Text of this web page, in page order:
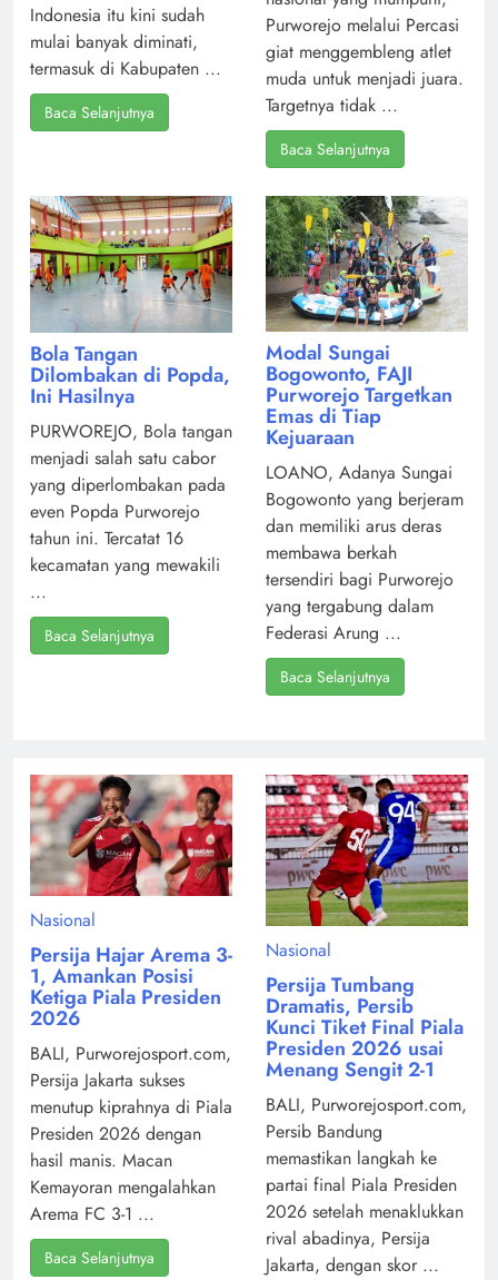
Indonesia itu kini sudah
mulai banyak diminati,
termasuk di Kabupaten ...
Baca Selanjutnya
Purworejo melalui Percasi
giat menggembleng atlet
muda untuk menjadi juara.
Targetnya tidak ...
Baca Selanjutnya
Bola Tangan
Dilombakan di Popda,
Ini Hasilnya
PURWOREJO, Bola tangan
menjadi salah satu cabor
yang diperlombakan pada
even Popda Purworejo
tahun ini. Tercatat 16
kecamatan yang mewakili
...
Baca Selanjutnya
Modal Sungai
Bogowonto, FAJI
Purworejo Targetkan
Emas di Tiap
Kejuaraan
LOANO, Adanya Sungai
Bogowonto yang berjeram
dan memiliki arus deras
membawa berkah
tersendiri bagi Purworejo
yang tergabung dalam
Federasi Arung ...
Baca Selanjutnya
Nasional
Persija Hajar Arema 3-
1, Amankan Posisi
Ketiga Piala Presiden
2026
BALI, Purworejosport.com,
Persija Jakarta sukses
menutup kiprahnya di Piala
Presiden 2026 dengan
hasil manis. Macan
Kemayoran mengalahkan
Arema FC 3-1 ...
Baca Selanjutnya
Nasional
Persija Tumbang
Dramatis, Persib
Kunci Tiket Final Piala
Presiden 2026 usai
Menang Sengit 2-1
BALI, Purworejosport.com,
Persib Bandung
memastikan langkah ke
partai final Piala Presiden
2026 setelah menaklukkan
rival abadinya, Persija
Jakarta, dengan skor ...